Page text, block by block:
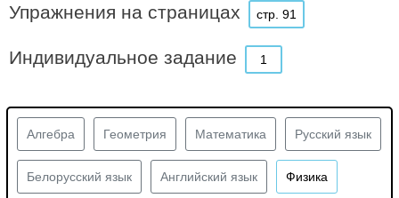
Упражнения на страницах стр. 91
Индивидуальное задание 1
Алгебра Геометрия Математика Русский язык
Белорусский язык Английский язык Физика